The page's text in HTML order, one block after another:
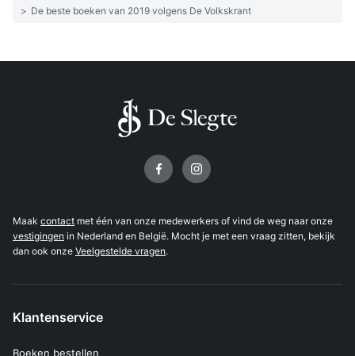
> De beste boeken van 2019 volgens De Volkskrant
Maak contact met één van onze medewerkers of vind de weg naar onze
vestigingen in Nederland en België. Mocht je met een vraag zitten, bekijk
dan ook onze Veelgestelde vragen.
Klantenservice
Boeken bestellen